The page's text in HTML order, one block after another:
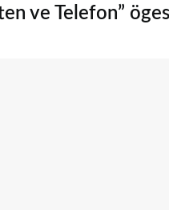
ve Telefon”